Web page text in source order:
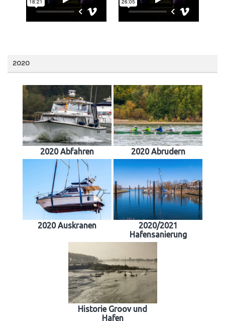
2020
2020 Abfahren 2020 Abrudern
2020 Auskranen
2020/2021
Hafensanierung
Historie Groov und
Hafen